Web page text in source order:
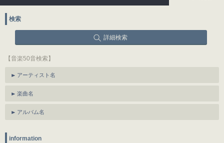
検索
詳細検索
【音楽50音検索】
アーティスト名
楽曲名
アルバム名
information